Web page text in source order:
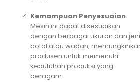
Kemampuan Penyesuaian:
Mesin ini dapat disesuaikan
dengan berbagai ukuran dan
botol atau wadah,
produsen untuk memenuhi
kebutuhan produksi yang
beragam.